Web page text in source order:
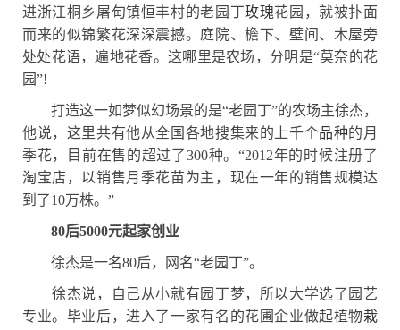
进浙江桐乡屠甸镇恒丰村的老园丁玫瑰花园，就被扑面
而来的似锦繁花深深震撼。庭院、檐下、壁间、木屋旁
处处花语，遍地花香。这哪里是农场，分明是“莫奈的花
园”!
打造这一如梦似幻场景的是“老园丁”的农场主徐杰，
他说，这里共有他从全国各地搜集来的上千个品种的月
季花，目前在售的超过了300种。“2012年的时候注册了
淘宝店，以销售月季花苗为主，现在一年的销售规模达
到了10万株。”
80后5000元起家创业
徐杰是一名80后，网名“老园丁”。
徐杰说，自己从小就有园丁梦，所以大学选了园艺
专业。毕业后，进入了一家有名的花圃企业做起植物栽